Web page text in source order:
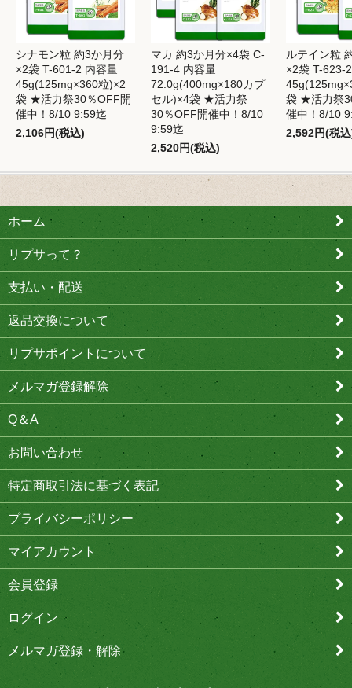
シナモン粒 約3か月分
×2袋 T-601-2 内容量
45g(125mg×360粒)×2
袋 ★活力祭30％OFF開
催中！8/10 9:59迄
2,106円(税込)
マカ 約3か月分×4袋 C-
191-4 内容量
72.0g(400mg×180カプ
セル)×4袋 ★活力祭
30％OFF開催中！8/10
9:59迄
2,520円(税込)
ルテイン粒
×2袋 T-623-
袋 ★活力祭
催中！8/10
2,592円(税
ホーム
リプサって？
支払い・配送
返品交換について
リプサポイントについて
メルマガ登録解除
Q＆A
お問い合わせ
特定商取引法に基づく表記
プライバシーポリシー
マイアカウント
会員登録
ログイン
メルマガ登録・解除